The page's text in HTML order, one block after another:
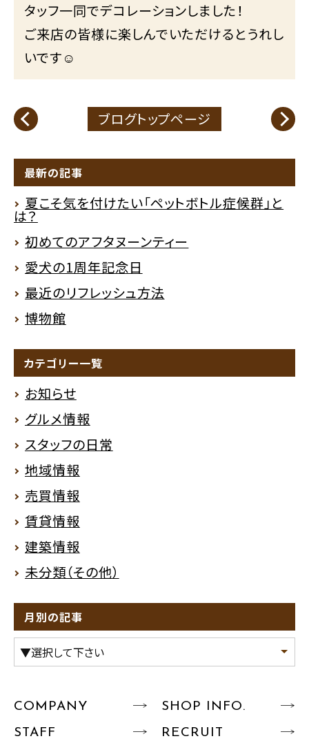
タッフ一同でデコレーションしました！
ご来店の皆様に楽しんでいただけるとうれし
いです☺
ブログトップページ
最新の記事
夏こそ気を付けたい「ペットボトル症候群」と
は？
初めてのアフタヌーンティー
愛犬の1周年記念日
最近のリフレッシュ方法
博物館
カテゴリー一覧
お知らせ
グルメ情報
スタッフの日常
地域情報
売買情報
賃貸情報
建築情報
未分類（その他）
月別の記事
COMPANY
SHOP INFO.
STAFF
RECRUIT